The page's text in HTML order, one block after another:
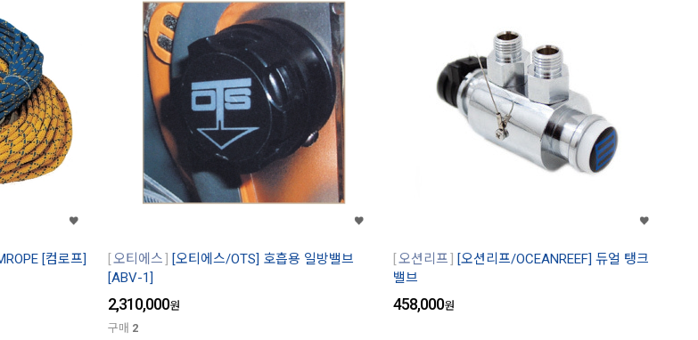
[컴로프]
오티에스
[오티에스/OTS] 호흡용 일방밸브
[ABV-1]
2,310,000원
구매 2
오션리프
[오션리프/OCEANREEF] 듀얼 탱크
밸브
458,000원